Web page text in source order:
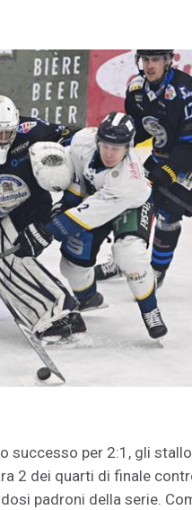
successo per 2:1, gli
2 dei quarti di finale
padroni della serie.